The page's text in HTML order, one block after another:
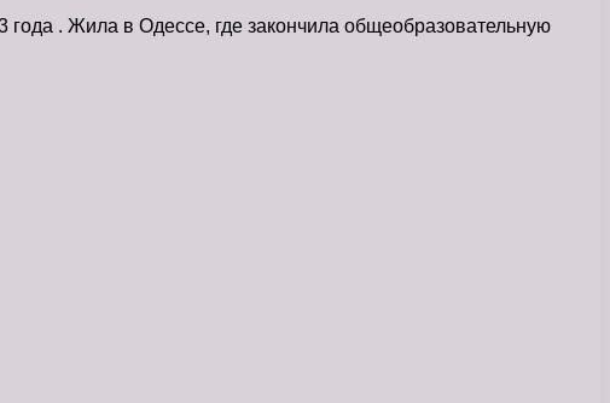
. Жила в Одессе, где закончила общеобразовательную